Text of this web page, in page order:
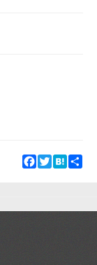
Facebook
TwitterHatena